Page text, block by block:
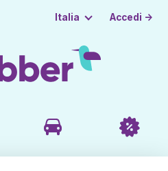
Italia Accedi →